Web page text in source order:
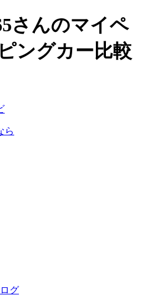
さんのマイペ
ングカー比較
ら
グ